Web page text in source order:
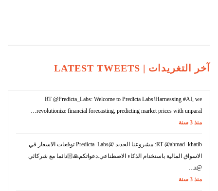
آخر التغريدات | LATEST TWEETS
RT @Predicta_Labs: Welcome to Predicta Labs!Harnessing #AI, we
revolutionize financial forecasting, predicting market prices with unparal…
منذ 3 سنة
RT @ahmad_khatib: مشروعنا الجديد @Predicta_Labs توقعات الاسعار في
الاسواق المالية باستخدام الذكاء الاصطناعي.دعواتكم🙏🏻دائما مع شركائي
@z…
منذ 3 سنة